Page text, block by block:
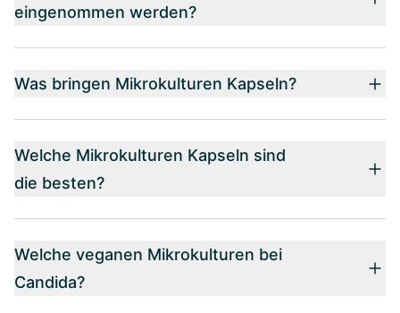
eingenommen werden?
Was bringen Mikrokulturen Kapseln?
Welche Mikrokulturen Kapseln sind
die besten?
Welche veganen Mikrokulturen bei
Candida?